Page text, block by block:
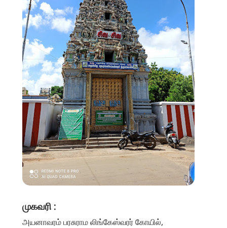
முகவரி :
அயனாவரம்பரசுராம லிங்கேஸ்வரர் கோயில்,